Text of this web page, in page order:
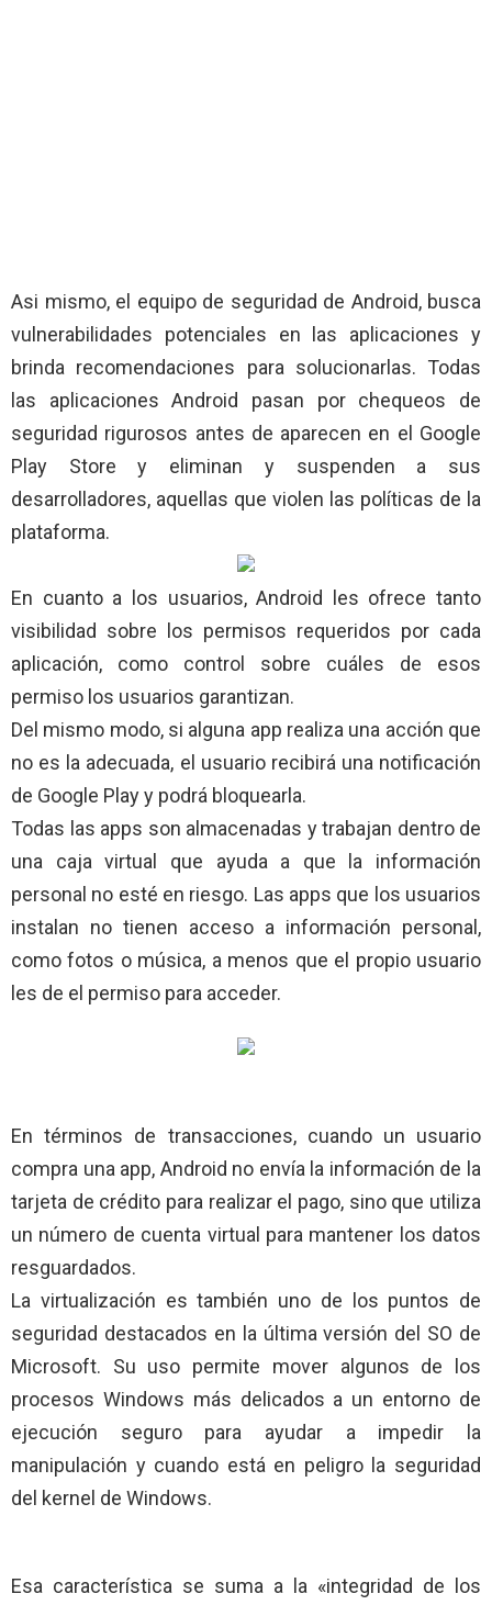
Asi mismo, el equipo de seguridad de Android, busca
vulnerabilidades potenciales en las aplicaciones y
brinda recomendaciones para solucionarlas. Todas
las aplicaciones Android pasan por chequeos de
seguridad rigurosos antes de aparecen en el Google
Play Store y eliminan y suspenden a sus
desarrolladores, aquellas que violen las políticas de la
plataforma.
En cuanto a los usuarios, Android les ofrece tanto
visibilidad sobre los permisos requeridos por cada
aplicación, como control sobre cuáles de esos
permiso los usuarios garantizan.
Del mismo modo, si alguna app realiza una acción que
no es la adecuada, el usuario recibirá una notificación
de Google Play y podrá bloquearla.
Todas las apps son almacenadas y trabajan dentro de
una caja virtual que ayuda a que la información
personal no esté en riesgo. Las apps que los usuarios
instalan no tienen acceso a información personal,
como fotos o música, a menos que el propio usuario
les de el permiso para acceder.
En términos de transacciones, cuando un usuario
compra una app, Android no envía la información de la
tarjeta de crédito para realizar el pago, sino que utiliza
un número de cuenta virtual para mantener los datos
resguardados.
La virtualización es también uno de los puntos de
seguridad destacados en la última versión del SO de
Microsoft. Su uso permite mover algunos de los
procesos Windows más delicados a un entorno de
ejecución seguro para ayudar a impedir la
manipulación y cuando está en peligro la seguridad
del kernel de Windows.
Esa característica se suma a la «integridad de los